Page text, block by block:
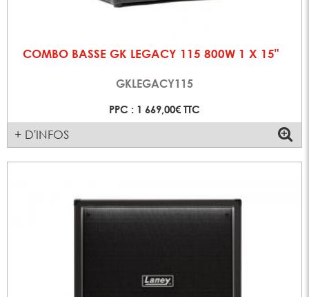
COMBO BASSE GK LEGACY 115 800W 1 X 15"
GKLEGACY115
PPC : 1 669,00€ TTC
+ D'INFOS